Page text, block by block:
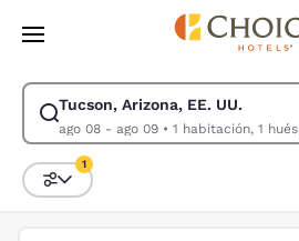
Pasar A Contenido Principal
Tucson, Arizona, EE. UU.
ago 08 - ago 09• 1 habitación,
Modificar la búsqueda de Tucson,
Ordenar y filtrar
1